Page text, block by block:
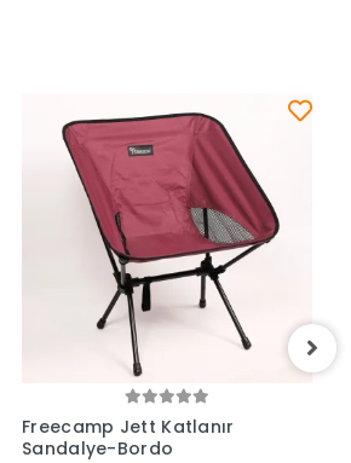
Freecamp Jett Katlanır
Sandalye-Bordo